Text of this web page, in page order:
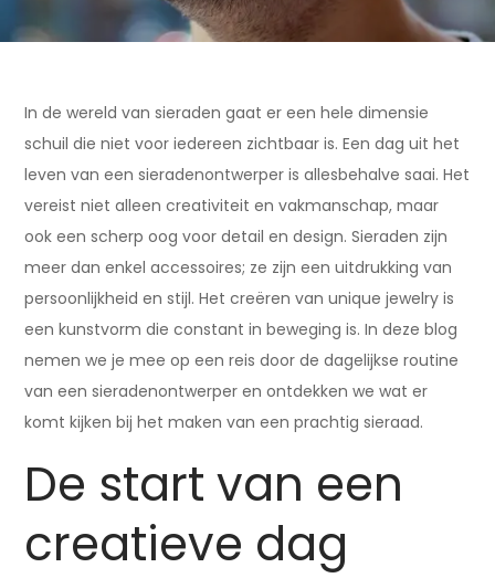
In de wereld van sieraden gaat er een hele dimensie
schuil die niet voor iedereen zichtbaar is. Een dag uit het
leven van een sieradenontwerper is allesbehalve saai. Het
vereist niet alleen creativiteit en vakmanschap, maar
ook een scherp oog voor detail en design. Sieraden zijn
meer dan enkel accessoires; ze zijn een uitdrukking van
persoonlijkheid en stijl. Het creëren van unique jewelry is
een kunstvorm die constant in beweging is. In deze blog
nemen we je mee op een reis door de dagelijkse routine
van een sieradenontwerper en ontdekken we wat er
komt kijken bij het maken van een prachtig sieraad.
De start van een
creatieve dag